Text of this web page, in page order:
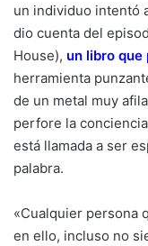
un individuo intentó
dio cuenta del
House), un libro que
herramienta
de un metal muy
perfore la
está llamada a ser
palabra.
«Cualquier persona
en ello, incluso no